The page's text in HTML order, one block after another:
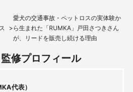
愛犬の交通事故・ペットロスの実体験か
ら生まれた「RUMKA」戸田さつきさん
が、リードを販売し続ける理由
修プロフィール
代表）